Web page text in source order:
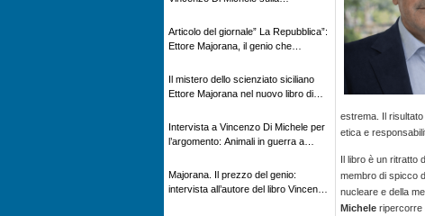
Articolo del giornale” La Repubblica”:
Ettore Majorana, il genio che
Il mistero dello scienziato siciliano
Ettore Majorana nel nuovo libro di
Adnkronos
Intervista a Vincenzo Di Michele per
l’argomento: Animali in guerra a
in onda su Espansione TV
Majorana. Il prezzo del genio:
intervista all’autore del libro Vincenzo
estrema. Il
etica e
Il libro è un ritratto
membro di spicco
nucleare e della
Michele ripercorre